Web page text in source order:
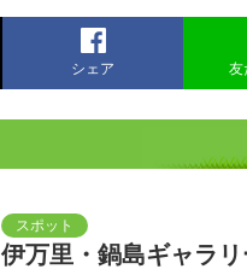
シェア 友
伊万里・鍋島ギャラ